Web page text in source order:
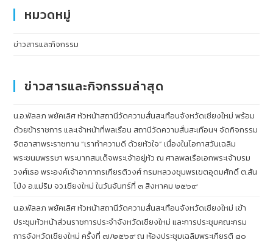
หมวดหมู่
ข่าวสารและกิจกรรม
ข่าวสารและกิจกรรมล่าสุด
น.อ.พัลลภ พยัคเลิศ หัวหน้าสถานีวัดความสั่นสะเทือนจังหวัดเชียงใหม่ พร้อม
ด้วยข้าราชการ และเจ้าหน้าที่พลเรือน สถานีวัดความสั่นสะเทือนฯ จัดกิจกรรม
จิตอาสาพระราชทาน “เราทำความดี ด้วยหัวใจ” เนื่องในโอกาสวันเฉลิม
พระชนมพรรษา พระบาทสมเด็จพระเจ้าอยู่หัว ณ ศาลพลเรือเอกพระเจ้าบรม
วงศ์เธอ พระองค์เจ้าอาภากรเกียรติวงศ์ กรมหลวงชุมพรเขตอุดมศักดิ์ ต.สัน
โป่ง อ.แม่ริม จว.เชียงใหม่ ในวันจันทร์ที่ ๓ สิงหาคม ๒๕๖๙
น.อ.พัลลภ พยัคเลิศ หัวหน้าสถานีวัดความสั่นสะเทือนจังหวัดเชียงใหม่ เข้า
ประชุมหัวหน้าส่วนราชการประจำจังหวัดเชียงใหม่ และการประชุมคณะกรม
การจังหวัดเชียงใหม่ ครั้งที่ ๗/๒๕๖๙ ณ ห้องประชุมเฉลิมพระเกียรติ ๘๐